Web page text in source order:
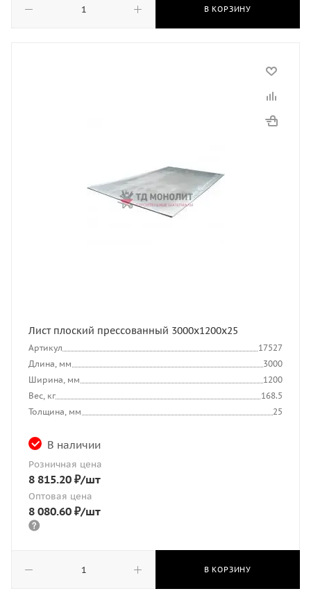
В КОРЗИНУ
Лист плоский прессованный 3000x1200x25
Артикул
17527
Длина, мм
3000
Ширина, мм
1200
Вес, кг
168.5
Толщина, мм
25
В наличии
Розничная цена
8 815.20 ₽/шт
Оптовая цена
8 080.60 ₽/шт
В КОРЗИНУ